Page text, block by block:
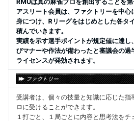
アスリート会員は、ファクトリーを中
身につけ、Rリーグをはじめとした各タ
積んでいきます。
実績を示す選手ポイントが規定値に達し
びマナーや作法が備わったと審議会の過
ライセンスが発効されます。
受講者は、個々の技量と知識に応じた指
ロに受けることができます。
１打ごと、１局ごとに内容と思考法を